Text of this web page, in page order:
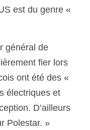
est du genre «
général de
fier lors
ont été des «
électriques et
D’ailleurs
Polestar. »